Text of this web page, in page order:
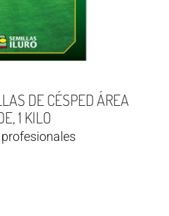
DE CÉSPED ÁREA
1 KILO